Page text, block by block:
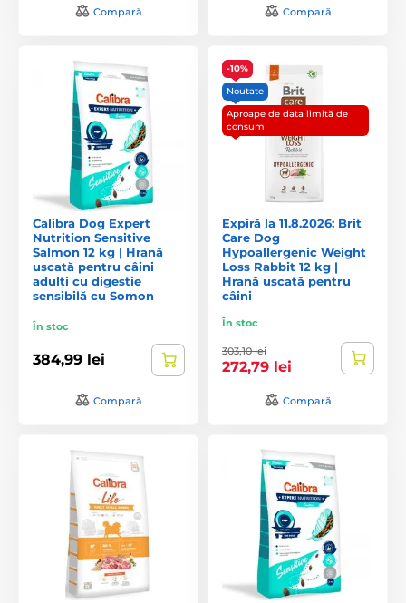
Compară Compară
Calibra Dog Expert
Nutrition Sensitive
Salmon 12 kg | Hrană
uscată pentru câini
adulți cu digestie
sensibilă cu Somon
În stoc
384,99 lei
Compară
-10%
Noutate
Aproape de data limită de
consum
Expiră la 11.8.2026: Brit
Care Dog
Hypoallergenic Weight
Loss Rabbit 12 kg |
Hrană uscată pentru
câini
În stoc
303,10 lei
272,79 lei
Compară